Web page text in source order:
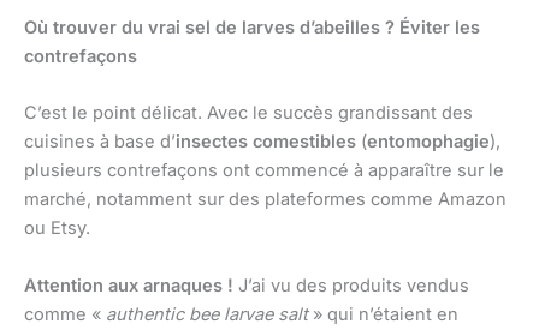
Où trouver du vrai sel de larves d’abeilles ? Éviter les
contrefaçons
C’est le point délicat. Avec le succès grandissant des
cuisines à base d’insectes comestibles (entomophagie),
plusieurs contrefaçons ont commencé à apparaître sur le
marché, notamment sur des plateformes comme Amazon
ou Etsy.
Attention aux arnaques ! J’ai vu des produits vendus
comme « authentic bee larvae salt» qui n’étaient en